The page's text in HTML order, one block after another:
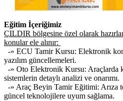
Eğitim İçeriğimiz
ÇILDIR bölgesine özel olarak
konular ele alınır:
-» ECU Tamir Kursu: Elektronik
yazılım güncellemeleri.
-» Oto Elektronik Kursu: Araçlarda
sistemlerin detaylı analizi ve onarımı.
-» Araç Beyin Tamir Eğitimi: Arıza
güncel teknolojilere uyum sağlama.